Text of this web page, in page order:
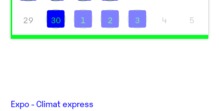
29 30 1 2 3 4 5
Expo - Climat express